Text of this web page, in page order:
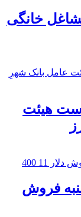
خانگی
هیئت
فروش